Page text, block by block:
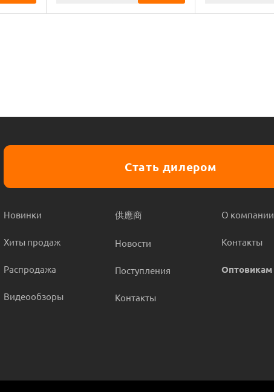
Стать дилером
Новинки
Хиты продаж
Распродажа
Видеообзоры
供應商
Новости
Поступления
Контакты
О компании
Контакты
Оптовикам